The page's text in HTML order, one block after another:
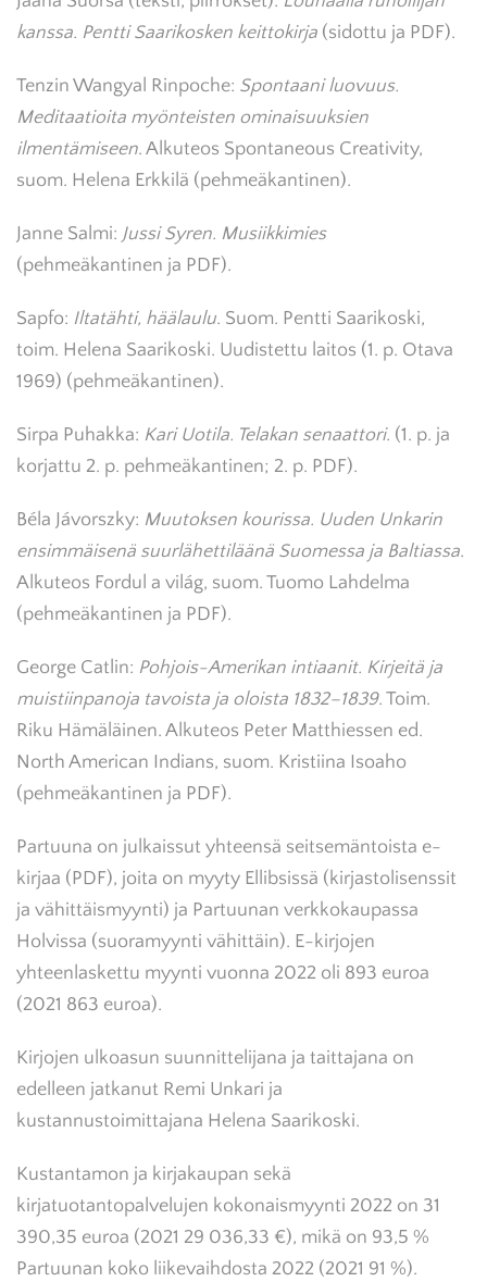
kanssa. Pentti Saarikosken keittokirja (sidottu ja PDF).
Tenzin Wangyal Rinpoche: Spontaani luovuus.
Meditaatioita myönteisten ominaisuuksien
ilmentämiseen. Alkuteos Spontaneous Creativity,
suom. Helena Erkkilä (pehmeäkantinen).
Janne Salmi: Jussi Syren. Musiikkimies
(pehmeäkantinen ja PDF).
Sapfo: Iltatähti, häälaulu. Suom. Pentti Saarikoski,
toim. Helena Saarikoski. Uudistettu laitos (1. p. Otava
1969) (pehmeäkantinen).
Sirpa Puhakka: Kari Uotila. Telakan senaattori. (1. p. ja
korjattu 2. p. pehmeäkantinen; 2. p. PDF).
Béla Jávorszky: Muutoksen kourissa. Uuden Unkarin
ensimmäisenä suurlähettiläänä Suomessa ja Baltiassa.
Alkuteos Fordul a világ, suom. Tuomo Lahdelma
(pehmeäkantinen ja PDF).
George Catlin: Pohjois-Amerikan intiaanit. Kirjeitä ja
muistiinpanoja tavoista ja oloista 1832–1839. Toim.
Riku Hämäläinen. Alkuteos Peter Matthiessen ed.
North American Indians, suom. Kristiina Isoaho
(pehmeäkantinen ja PDF).
Partuuna on julkaissut yhteensä seitsemäntoista e-
kirjaa (PDF), joita on myyty Ellibsissä (kirjastolisenssit
ja vähittäismyynti) ja Partuunan verkkokaupassa
Holvissa (suoramyynti vähittäin). E-kirjojen
yhteenlaskettu myynti vuonna 2022 oli 893 euroa
(2021 863 euroa).
Kirjojen ulkoasun suunnittelijana ja taittajana on
edelleen jatkanut Remi Unkari ja
kustannustoimittajana Helena Saarikoski.
Kustantamon ja kirjakaupan sekä
kirjatuotantopalvelujen kokonaismyynti 2022 on 31
390,35 euroa (2021 29 036,33 €), mikä on 93,5 %
Partuunan koko liikevaihdosta 2022 (2021 91 %).